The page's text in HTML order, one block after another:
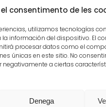
consentimento de les
utilizamos tecnologías
información del dispositivo. El
procesar datos como el
únicas en este sitio. No
a ciertas
Denega
de Inca
sobre la Situación de la
usos.